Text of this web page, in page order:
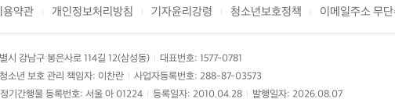
용약관 개인정보처리방침 기자윤리강령 청소년보호정책 이메일주소 무
시 강남구 봉은사로 114길 12(삼성동)
대표번호: 1577-0781
청소년 보호 관리 책임자: 이찬란
사업자등록번호: 288-87-03573
정기간행물 등록번호: 서울 아 01224 등록일자: 2010.04.28 발행일자: 2026.08.07